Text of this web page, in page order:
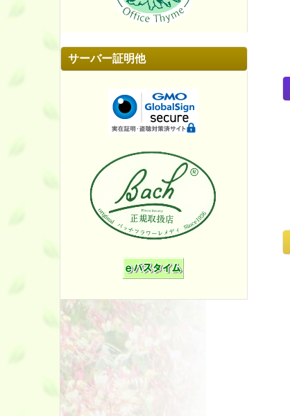
サーバー証明他